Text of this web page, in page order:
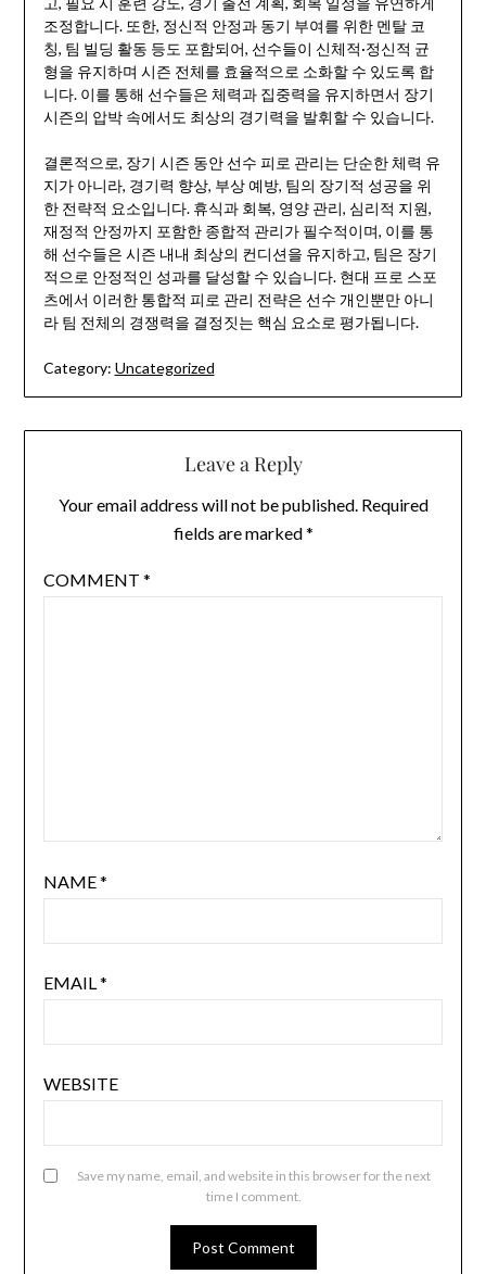
조정합니다. 또한, 정신적 안정과 동기 부여를 위한 멘탈 코
칭, 팀 빌딩 활동 등도 포함되어, 선수들이 신체적·정신적 균
형을 유지하며 시즌 전체를 효율적으로 소화할 수 있도록 합
니다. 이를 통해 선수들은 체력과 집중력을 유지하면서 장기
시즌의 압박 속에서도 최상의 경기력을 발휘할 수 있습니다.
결론적으로, 장기 시즌 동안 선수 피로 관리는 단순한 체력 유
지가 아니라, 경기력 향상, 부상 예방, 팀의 장기적 성공을 위
한 전략적 요소입니다. 휴식과 회복, 영양 관리, 심리적 지원,
재정적 안정까지 포함한 종합적 관리가 필수적이며, 이를 통
해 선수들은 시즌 내내 최상의 컨디션을 유지하고, 팀은 장기
적으로 안정적인 성과를 달성할 수 있습니다. 현대 프로 스포
츠에서 이러한 통합적 피로 관리 전략은 선수 개인뿐만 아니
라 팀 전체의 경쟁력을 결정짓는 핵심 요소로 평가됩니다.
Category: Uncategorized
Leave a Reply
Your email address will not be published. Required
fields are marked*
COMMENT *
NAME*
EMAIL*
WEBSITE
Save my name, email, and website in this browser for the next
time I comment.